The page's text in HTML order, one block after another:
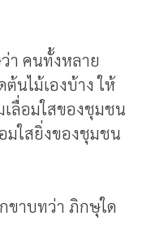
า คนทั้งหลาย
นไม้เองบ้าง ให้
ลื่อมใสของชุมชน
มใสยิ่งของชุมชน
าบทว่า ภิกษุใด